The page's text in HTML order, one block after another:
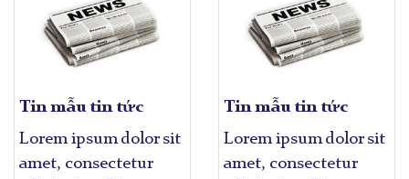
Tin mẫu tin tức
Lorem ipsum dolor sit
amet, consectetur
Tin mẫu tin tức
Lorem ipsum dolor sit
amet, consectetur